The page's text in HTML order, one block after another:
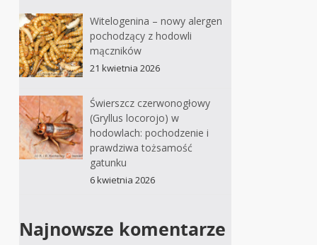
Witelogenina – nowy alergen
pochodzący z hodowli
mączników
21 kwietnia 2026
Świerszcz czerwonogłowy
(Gryllus locorojo) w
hodowlach: pochodzenie i
prawdziwa tożsamość
gatunku
6 kwietnia 2026
Najnowsze komentarze